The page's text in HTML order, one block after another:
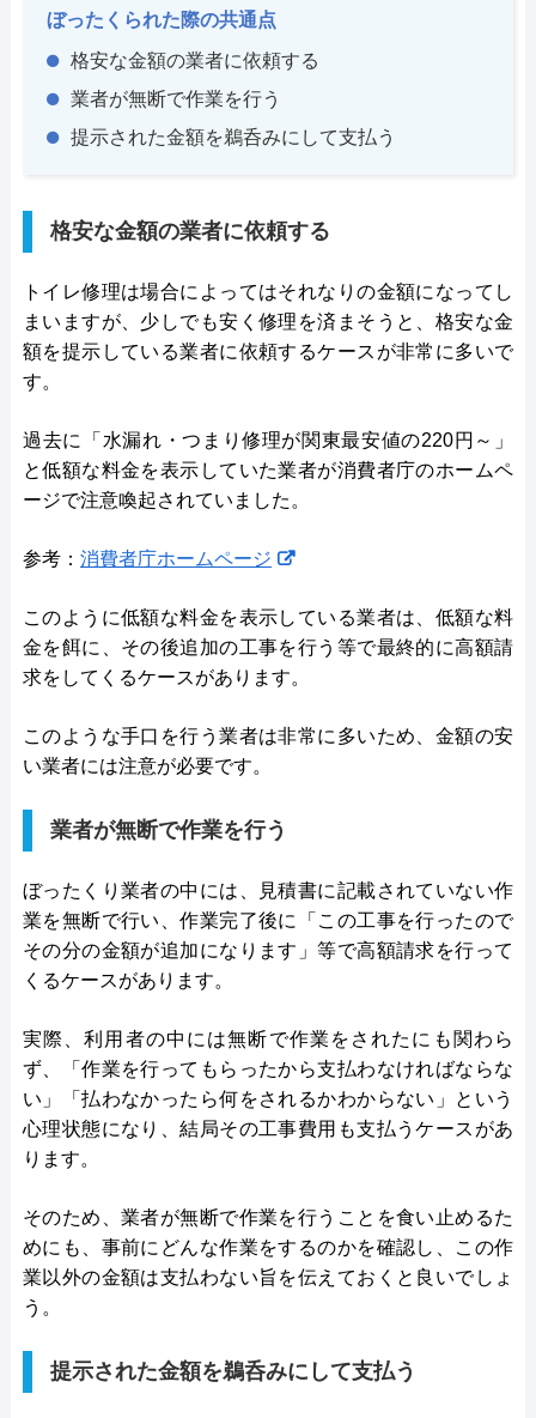
ぼったくられた際の共通点
格安な金額の業者に依頼する
業者が無断で作業を行う
提示された金額を鵜呑みにして支払う
格安な金額の業者に依頼する
トイレ修理は場合によってはそれなりの金額になってし
まいますが、少しでも安く修理を済まそうと、格安な金
額を提示している業者に依頼するケースが非常に多いで
す。
過去に「水漏れ・つまり修理が関東最安値の220円～」
と低額な料金を表示していた業者が消費者庁のホームペ
ージで注意喚起されていました。
参考： 消費者庁ホームページ
このように低額な料金を表示している業者は、低額な料
金を餌に、その後追加の工事を行う等で最終的に高額請
求をしてくるケースがあります。
このような手口を行う業者は非常に多いため、金額の安
い業者には注意が必要です。
業者が無断で作業を行う
ぼったくり業者の中には、見積書に記載されていない作
業を無断で行い、作業完了後に「この工事を行ったので
その分の金額が追加になります」等で高額請求を行って
くるケースがあります。
実際、利用者の中には無断で作業をされたにも関わら
ず、「作業を行ってもらったから支払わなければならな
い」「払わなかったら何をされるかわからない」という
心理状態になり、結局その工事費用も支払うケースがあ
ります。
そのため、業者が無断で作業を行うことを食い止めるた
めにも、事前にどんな作業をするのかを確認し、この作
業以外の金額は支払わない旨を伝えておくと良いでしょ
う。
提示された金額を鵜呑みにして支払う